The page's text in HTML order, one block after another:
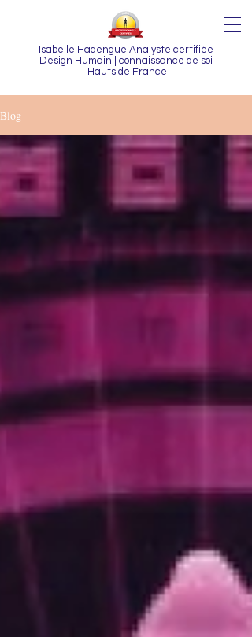
Isabelle Hadengue Analyste certifiée
Design Humain | connaissance de soi
Hauts de France
Blog